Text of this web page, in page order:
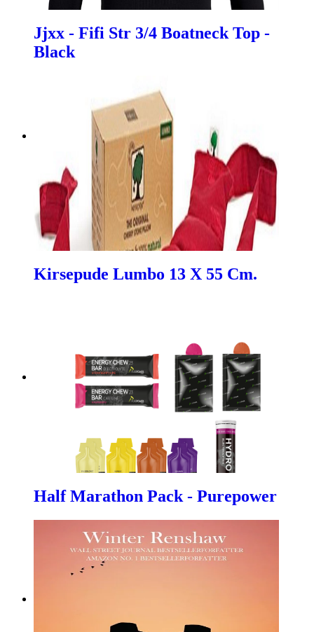
Jjxx - Fifi Str 3/4 Boatneck Top -
Black
Kirsepude Lumbo 13 X 55 Cm.
Half Marathon Pack - Purepower